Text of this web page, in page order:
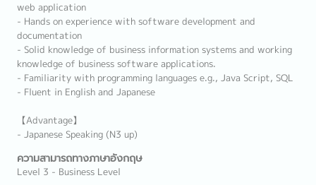
web application
- Hands on experience with software development and
documentation
- Solid knowledge of business information systems and working
knowledge of business software applications.
- Familiarity with programming languages e.g., Java Script, SQL
- Fluent in English and Japanese
【Advantage】
- Japanese Speaking (N3 up)
ความสามารถทางภาษาอังกฤษ
Level 3 - Business Level